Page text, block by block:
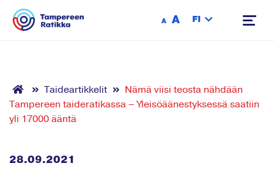
A A FI
Taideartikkelit
Nämä viisi teosta nähdään
Tampereen taideratikassa – Yleisöäänestyksessä saatiin
yli 17000 ääntä
28.09.2021